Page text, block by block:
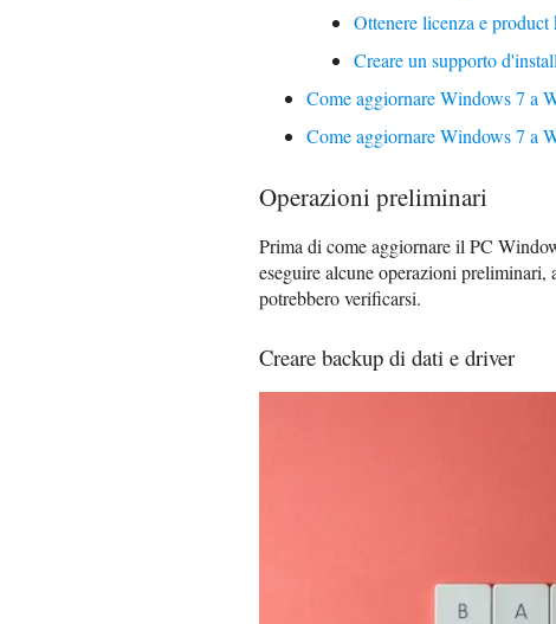
Ottenere licenza e product
Creare un supporto
Come aggiornare Windows 7 a
Come aggiornare Windows 7 a
Operazioni preliminari
Prima di come aggiornare il PC
eseguire alcune operazioni
potrebbero verificarsi.
Creare backup di dati e driver